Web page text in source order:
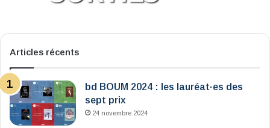
Articles récents
bd BOUM 2024 : les lauréat·es des
sept prix
24 novembre 2024